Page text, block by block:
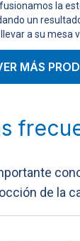
la
un
a su mesa
MÁS
de la